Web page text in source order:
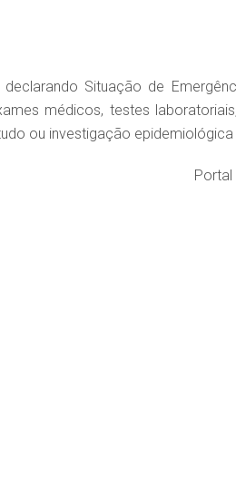
Situação de
médicos, testes
ou investigação